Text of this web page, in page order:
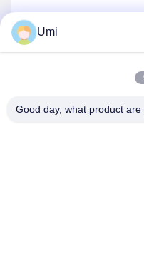
cho lò nung
Umi
Good day, what product